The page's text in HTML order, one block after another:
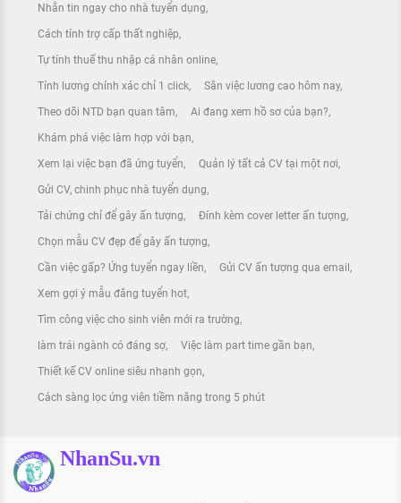
Nhắn tin ngay cho nhà tuyển dụng
Cách tính trợ cấp thất nghiệp
Tự tính thuế thu nhập cá nhân online
Tính lương chính xác chỉ 1 click Săn việc lương cao hôm nay
Theo dõi NTD bạn quan tâm Ai đang xem hồ sơ của bạn?
Khám phá việc làm hợp với bạn
Xem lại việc bạn đã ứng tuyển Quản lý tất cả CV tại một nơi
Gửi CV, chinh phục nhà tuyển dụng
Tải chứng chỉ để gây ấn tượng Đính kèm cover letter ấn tượng
Chọn mẫu CV đẹp để gây ấn tượng
Cần việc gấp? Ứng tuyển ngay liền Gửi CV ấn tượng qua email
Xem gợi ý mẫu đăng tuyển hot
Tìm công việc cho sinh viên mới ra trường
làm trái ngành có đáng sợ Việc làm part time gần bạn
Thiết kế CV online siêu nhanh gọn
Cách sàng lọc ứng viên tiềm năng trong 5 phút
NhanSu.vn